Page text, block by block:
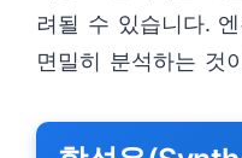
려될 수 있습니다.
면밀히 분석하는 것